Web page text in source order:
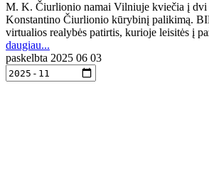
M. K. Čiurlionio namai Vilniuje kviečia į dvi
Konstantino Čiurlionio kūrybinį palikimą.
virtualios realybės patirtis, kurioje leisitės į
daugiau...
paskelbta 2025 06 03